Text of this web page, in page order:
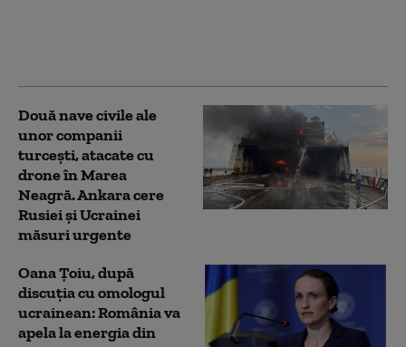
Două nave civile ale
unor companii
turcești, atacate cu
drone în Marea
Neagră. Ankara cere
Rusiei și Ucrainei
măsuri urgente
Oana Țoiu, după
discuția cu omologul
ucrainean: România va
apela la energia din